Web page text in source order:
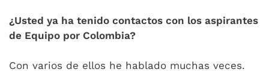
¿Usted ya ha tenido contactos con los aspirantes
de Equipo por Colombia?
Con varios de ellos he hablado muchas veces.